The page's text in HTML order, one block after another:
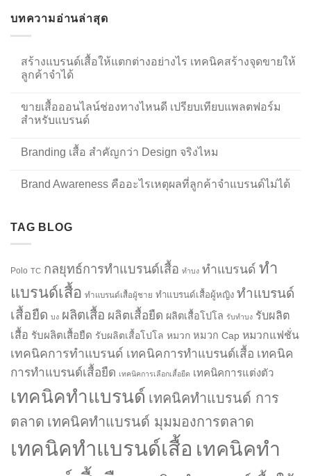
บทความอ่านล่าสุด
สร้างแบรนด์เสื้อให้แตกต่างอย่างไร เทคนิคสร้างจุดขายให้
ลูกค้าจำได้
ขายเสื้อออนไลน์ช่องทางไหนดี เปรียบเทียบแพลตฟอร์ม
สำหรับแบรนด์
Branding เสื้อ สำคัญกว่า Design จริงไหม
Brand Awareness คืออะไรเหตุผลที่ลูกค้าจำแบรนด์ไม่ได้
TAG BLOG
Polo TC กลยุทธ์การทำแบรนด์เสื้อ ทำบง ทำแบรนด์ ทำ
แบรนด์เสื้อ ทำแบรนด์เสื้อผู้ชาย ทำแบรนด์เสื้อผู้หญิง ทำแบรนด์
เสื้อยืด บง ผลิตเสื้อ ผลิตเสื้อยืด ผลิตเสื้อโปโล รับทำบง รับผลิต
เสื้อ รับผลิตเสื้อยืด รับผลิตเสื้อโปโล หมวก หมวก Cap หมวกแฟชั่น
เทคนิคการทำแบรนด์ เทคนิคการทำแบรนด์เสื้อ เทคนิค
การทำแบรนด์เสื้อยืด เทคนิคการเลือกเสื้อยืด เทคนิคการแต่งตัว
เทคนิคทำแบรนด์ เทคนิคทำแบรนด์ การ
ตลาด เทคนิคทำแบรนด์ มุมมองการตลาด
เทคนิคทำแบรนด์เสื้อ เทคนิคทำ